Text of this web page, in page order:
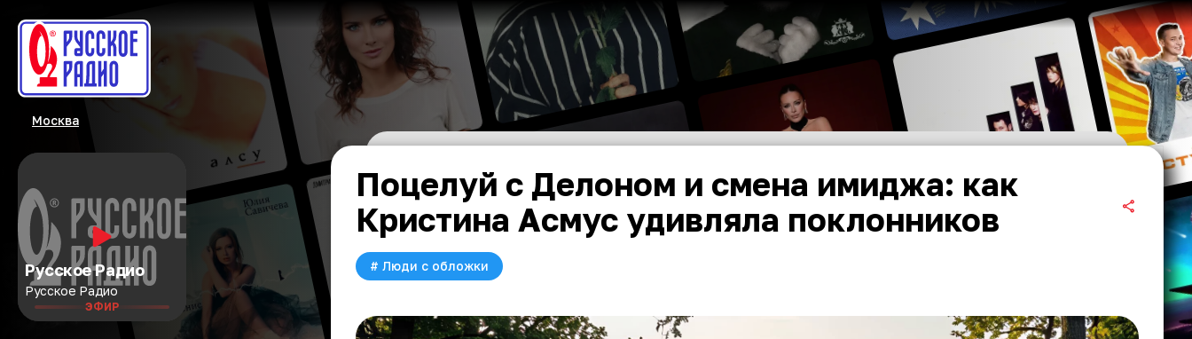
Москва
Русское Радио
Русское Радио
ЭФИР
Поцелуй с Делоном и смена имиджа: как
Кристина Асмус удивляла поклонников
# Люди с обложки